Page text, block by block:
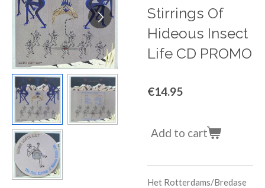
Stirrings Of
Hideous Insect
Life CD PROMO
€14.95
Add to cart
Het Rotterdams/Bredase